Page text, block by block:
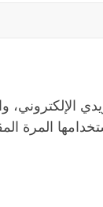
الإلكتروني،
المرة